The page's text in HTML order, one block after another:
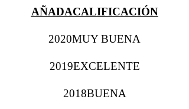
AÑADACALIFICACIÓN
2020MUY BUENA
2019EXCELENTE
2018BUENA